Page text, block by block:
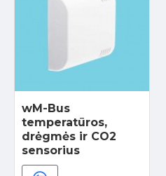
wM-Bus
temperatūros,
drėgmės ir CO2
sensorius